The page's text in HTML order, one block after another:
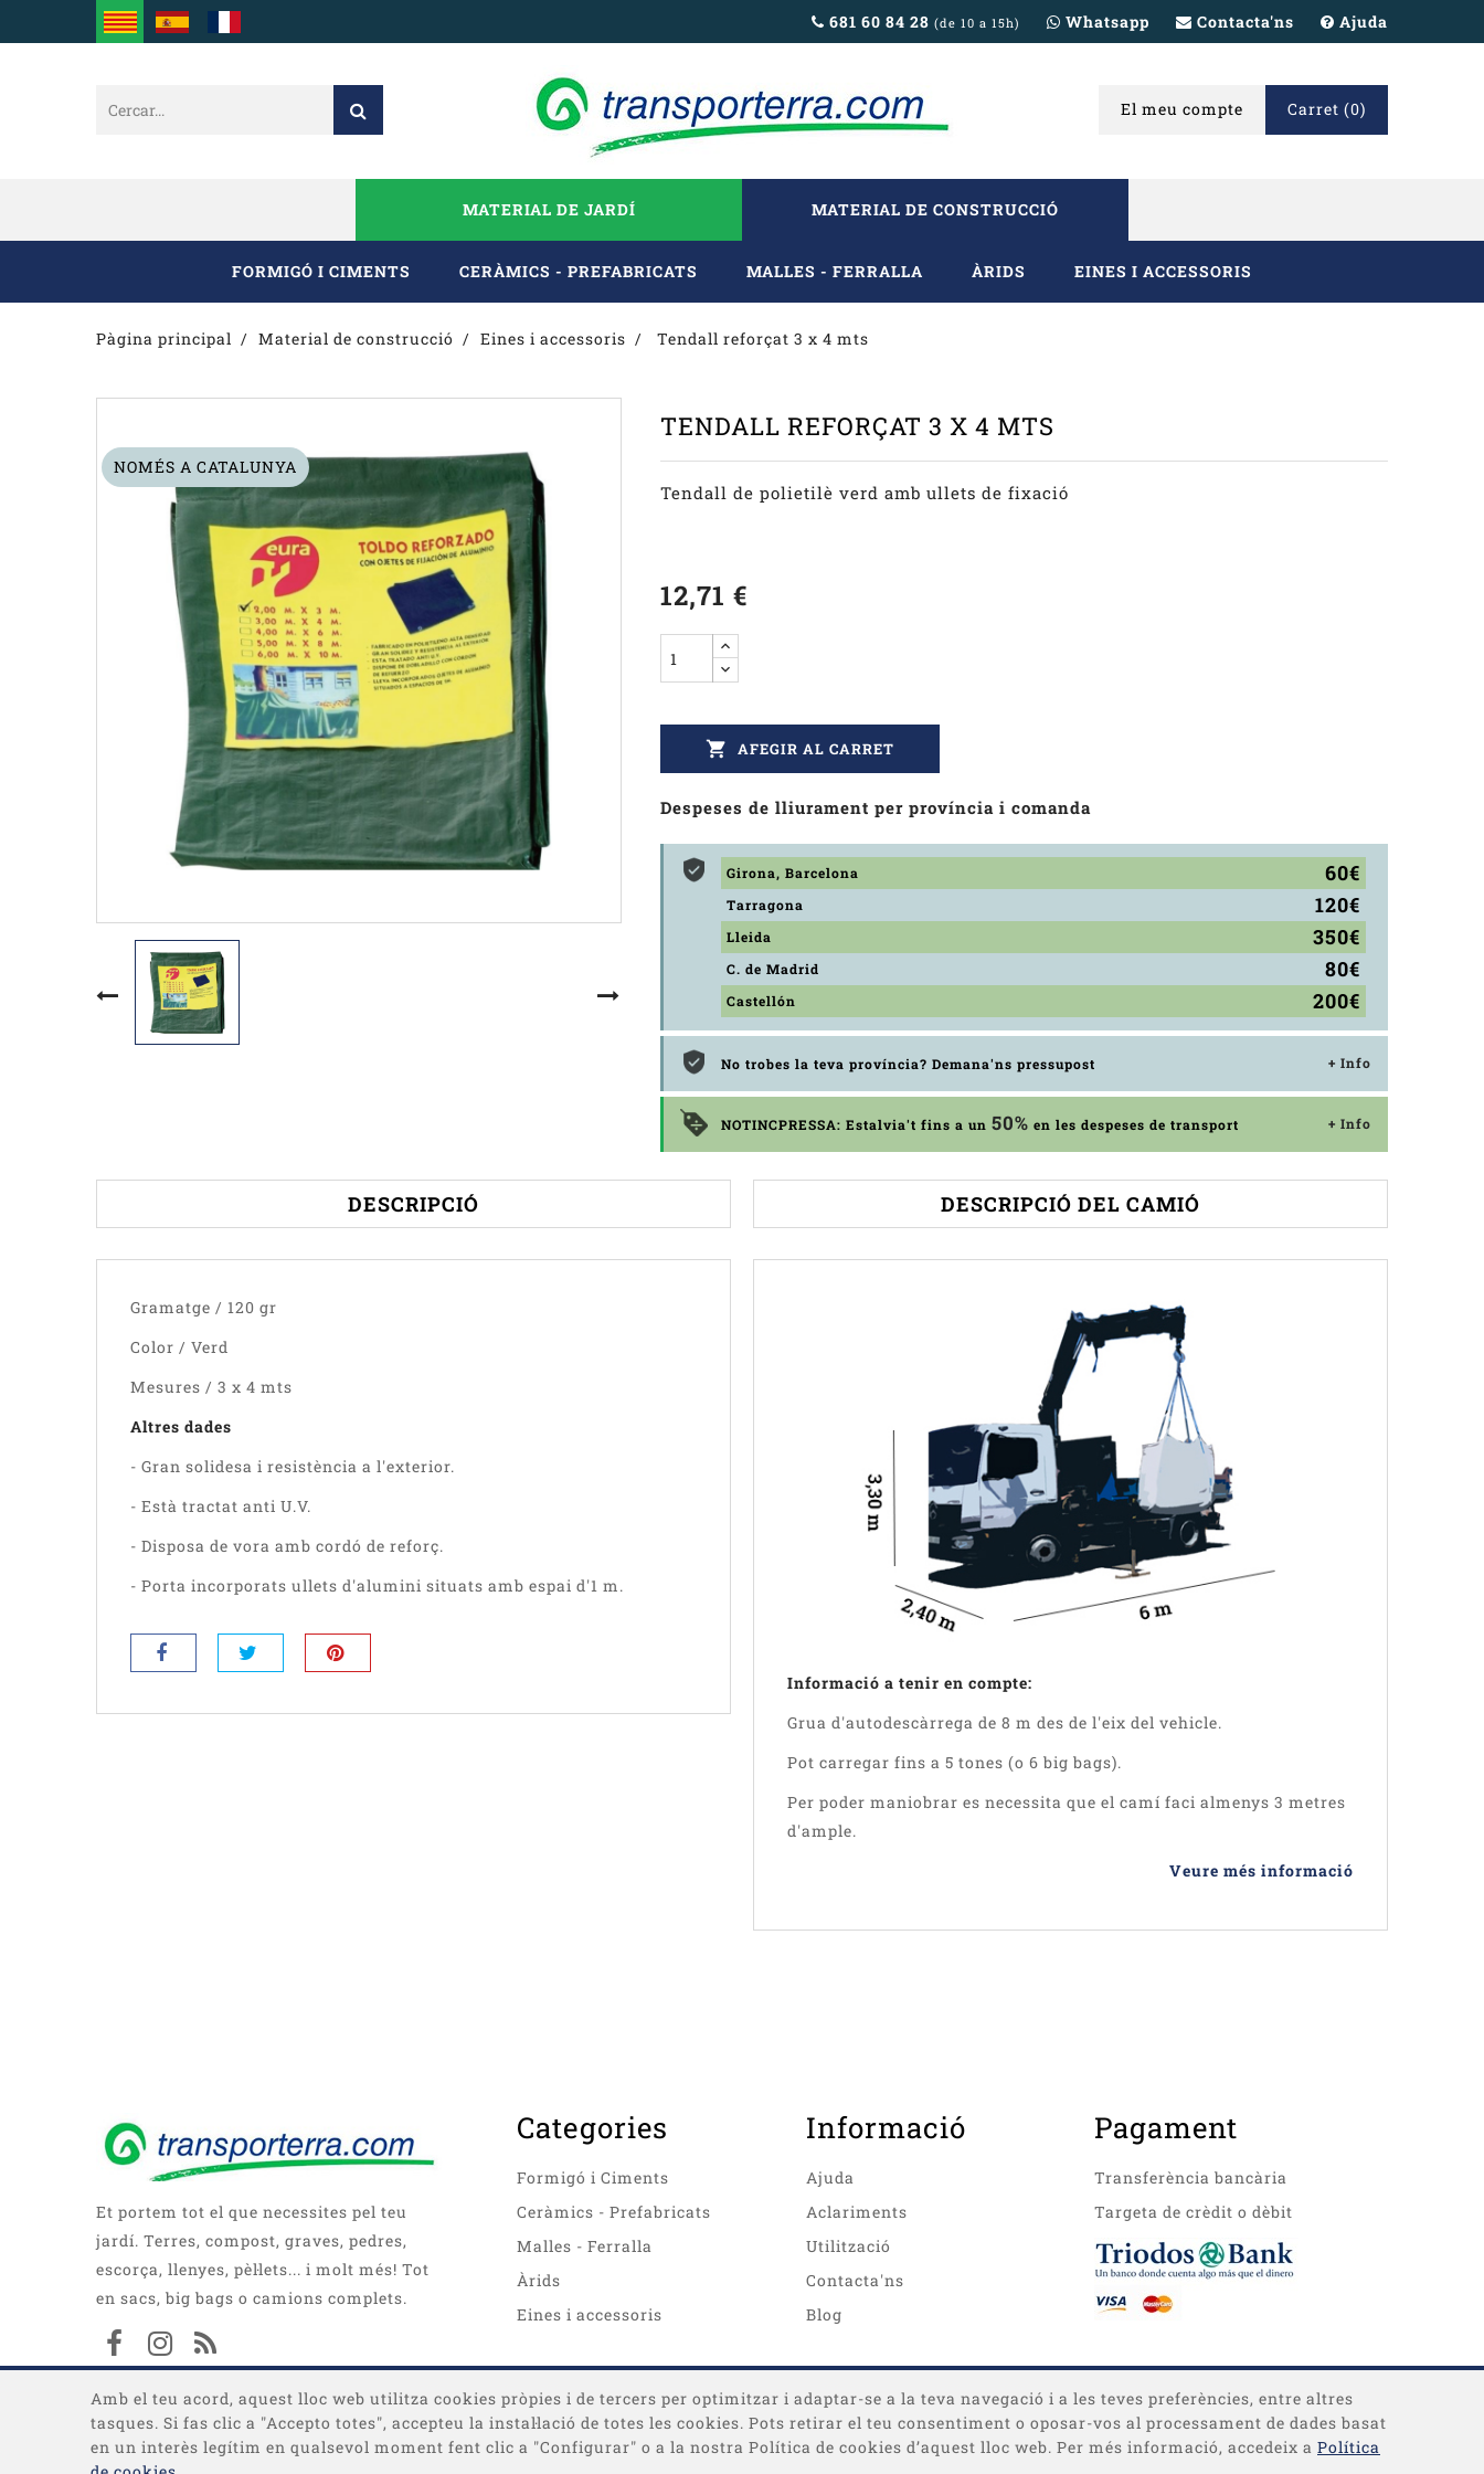
681 60 84 28 (de 10 a 15h) Whatsapp Contacta'ns Ajuda
Carret (0)
El meu compte
MATERIAL DE JARDÍ MATERIAL DE CONSTRUCCIÓ
FORMIGÓ I CIMENTS CERÀMICS - PREFABRICATS MALLES - FERRALLA ÀRIDS EINES I ACCESSORIS
Pàgina principal Material de construcció Eines i accessoris Tendall reforçat 3 x 4 mts
NOMÉS A CATALUNYA
TENDALL REFORÇAT 3 X 4 MTS
Tendall de polietilè verd amb ullets de fixació
12,71 €
 AFEGIR AL CARRET
Despeses de lliurament per província i comanda
Girona, Barcelona 60€
Tarragona 120€
Lleida 350€
C. de Madrid 80€
Castellón 200€
No trobes la teva província? Demana'ns pressupost + Info
NOTINCPRESSA: Estalvia't fins a un 50% en les despeses de transport + Info
DESCRIPCIÓ
Gramatge / 120 gr
Color / Verd
Mesures / 3 x 4 mts
Altres dades
- Gran solidesa i resistència a l'exterior.
- Està tractat anti U.V.
- Disposa de vora amb cordó de reforç.
- Porta incorporats ullets d'alumini situats amb espai d'1 m.
DESCRIPCIÓ DEL CAMIÓ
Informació a tenir en compte:
Grua d'autodescàrrega de 8 m des de l'eix del vehicle.
Pot carregar fins a 5 tones (o 6 big bags).
Per poder maniobrar es necessita que el camí faci almenys 3 metres
d'ample.
Veure més informació
Et portem tot el que necessites pel teu
jardí. Terres, compost, graves, pedres,
escorça, llenyes, pèl·lets... i molt més! Tot
en sacs, big bags o camions complets.
Categories
Formigó i Ciments
Ceràmics - Prefabricats
Malles - Ferralla
Àrids
Eines i accessoris
Informació
Ajuda
Aclariments
Utilització
Contacta'ns
Blog
Pagament
Transferència bancària
Targeta de crèdit o dèbit
Amb el teu acord, aquest lloc web utilitza cookies pròpies i de tercers per optimitzar i adaptar-se a la teva navegació i a les teves preferències, entre altres
tasques. Si fas clic a "Accepto totes", accepteu la instal·lació de totes les cookies. Pots retirar el teu consentiment o oposar-vos al processament de dades basat
en un interès legítim en qualsevol moment fent clic a "Configurar" o a la nostra Política de cookies d’aquest lloc web. Per més informació, accedeix a Política